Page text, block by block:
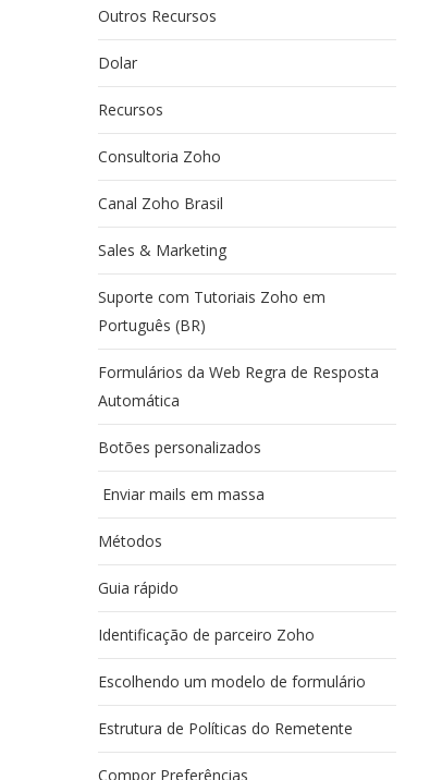
Outros Recursos
Dolar
Recursos
Consultoria Zoho
Canal Zoho Brasil
Sales & Marketing
Suporte com Tutoriais Zoho em
Português (BR)
Formulários da Web Regra de Resposta
Automática
Botões personalizados
Enviar mails em massa
Métodos
Guia rápido
Identificação de parceiro Zoho
Escolhendo um modelo de formulário
Estrutura de Políticas do Remetente
Compor Preferências